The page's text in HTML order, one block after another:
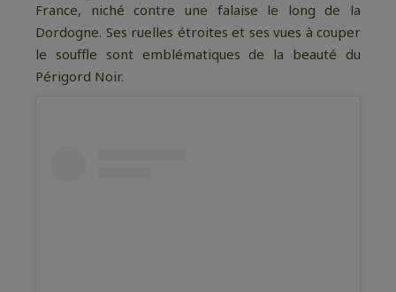
France, niché contre une falaise le long de la
Dordogne. Ses ruelles étroites et ses vues à couper
le souffle sont emblématiques de la beauté du
Périgord Noir.